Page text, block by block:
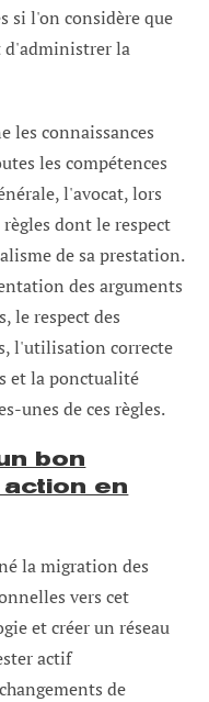
si l'on considère que
d'administrer la
les connaissances
les compétences
l'avocat, lors
dont le respect
de sa prestation.
des arguments
le respect des
l'utilisation correcte
et la ponctualité
unes de ces règles.
bon
en
la migration des
vers cet
et créer un réseau
actif
de